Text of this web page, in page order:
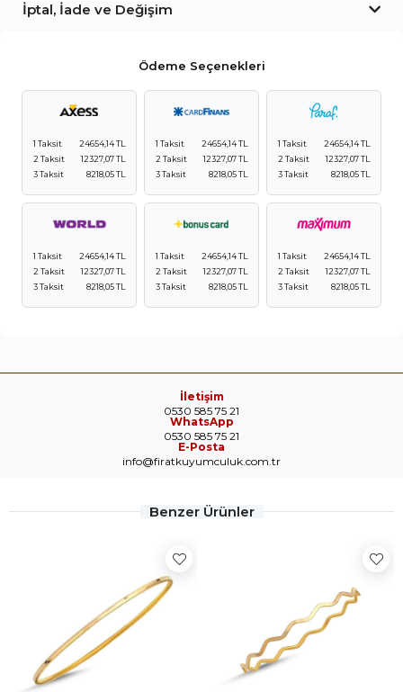
İptal, İade ve Değişim
Ödeme Seçenekleri
1 Taksit
24654,14 TL
2 Taksit
12327,07 TL
3 Taksit
8218,05 TL
1 Taksit
24654,14 TL
2 Taksit
12327,07 TL
3 Taksit
8218,05 TL
1 Taksit
24654,14 TL
2 Taksit
12327,07 TL
3 Taksit
8218,05 TL
1 Taksit
24654,14 TL
2 Taksit
12327,07 TL
3 Taksit
8218,05 TL
1 Taksit
24654,14 TL
2 Taksit
12327,07 TL
3 Taksit
8218,05 TL
1 Taksit
24654,14 TL
2 Taksit
12327,07 TL
3 Taksit
8218,05 TL
İletişim
0530 585 75 21
WhatsApp
0530 585 75 21
E-Posta
info@firatkuyumculuk.com.tr
Benzer Ürünler